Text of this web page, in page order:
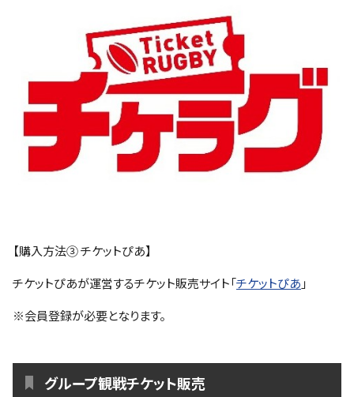
【購入方法③ チケットぴあ】
チケットぴあが運営するチケット販売サイト「チケットぴあ 」
※会員登録が必要となります。
グループ観戦チケット販売